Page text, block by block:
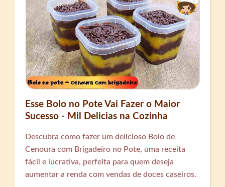
Esse Bolo no Pote Vai Fazer o Maior
Sucesso - Mil Delicias na Cozinha
Descubra como fazer um delicioso Bolo de
Cenoura com Brigadeiro no Pote, uma receita
fácil e lucrativa, perfeita para quem deseja
aumentar a renda com vendas de doces caseiros.